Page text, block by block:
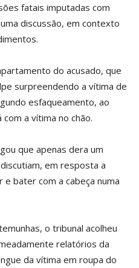
fatais imputadas com
discussão, em contexto
do acusado, que
surpreendendo a vítima de
esfaqueamento, ao
a vítima no chão.
que apenas dera um
em resposta a
bater com a cabeça numa
o tribunal acolheu
relatórios da
da vítima em roupa do